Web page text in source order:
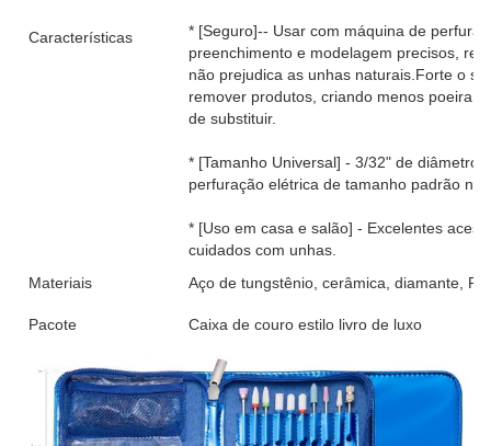
Características
* [Seguro]-- Usar com máquina de
preenchimento e modelagem precisos,
não prejudica as unhas naturais.Forte o
remover produtos, criando menos poeira
de substituir.
* [Tamanho Universal] - 3/32" de diâmetro
perfuração elétrica de tamanho padrão no
* [Uso em casa e salão] - Excelentes
cuidados com unhas.
Materiais
Aço de tungstênio, cerâmica, diamante, PU
Pacote Caixa de couro estilo livro de luxo